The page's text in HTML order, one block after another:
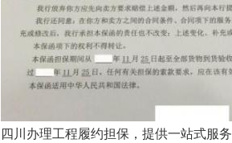
四川办理工程履约担保，提供一站式服务